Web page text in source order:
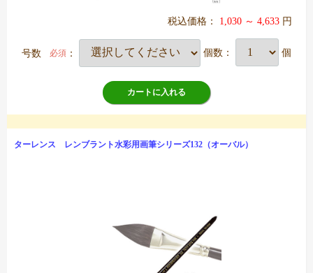
税込価格： 1,030 ～ 4,633 円
号数 必須 ： 個数： 個
カートに入れる
ターレンス レンブラント水彩用画筆シリーズ132（オーバル）